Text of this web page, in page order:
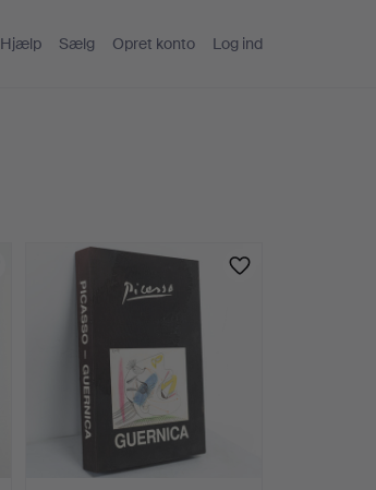
Hjælp Sælg Opret konto Log ind